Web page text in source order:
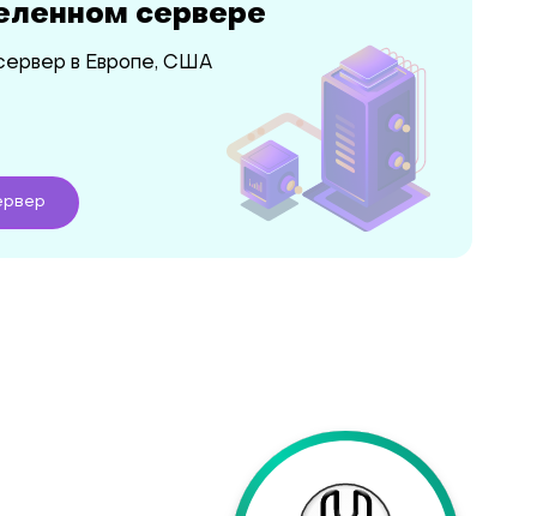
сервере
в Европе, США